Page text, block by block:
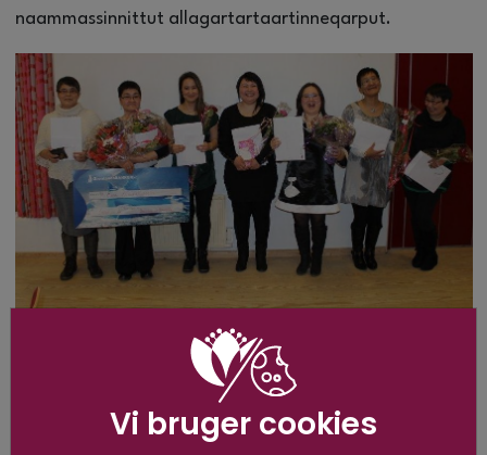
naammassinnittut allagartartaartinneqarput.
Peqqissaanermi ikiortinngorlaat:
Andrea Søholm Petersen, Upernavik
Benigne Martensen, Qeqertarsuaq
Vi bruger cookies